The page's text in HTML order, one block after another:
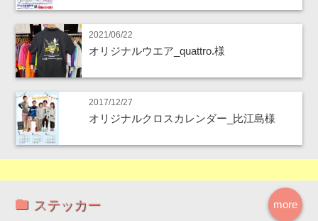
2021/06/22
オリジナルウエア_quattro.様
2017/12/27
オリジナルクロスカレンダー_比江島様
more
ステッカー